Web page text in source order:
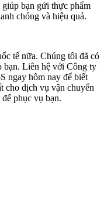
bạn gửi thực phẩm
chóng và hiệu quả.
tế nữa. Chúng tôi đã có
bạn. Liên hệ với Công ty
ngay hôm nay để biết
cho dịch vụ vận chuyển
phục vụ bạn.